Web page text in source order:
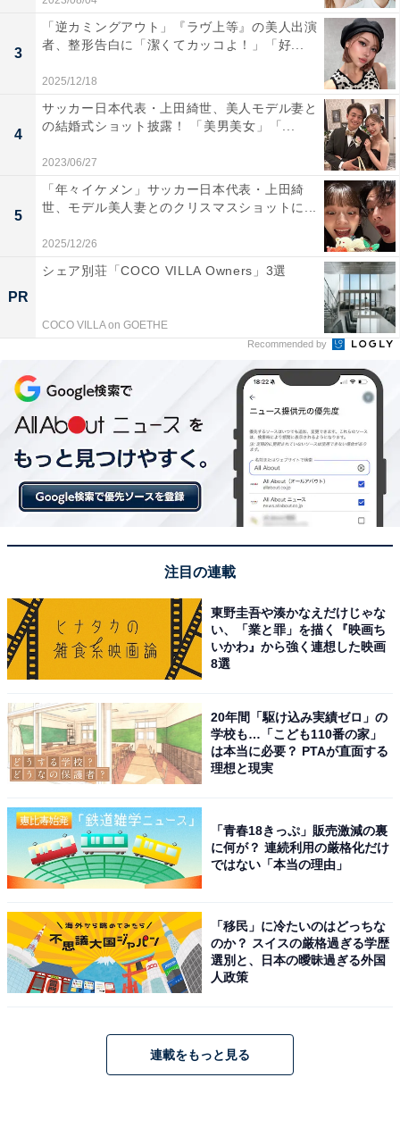
3
「逆カミングアウト」『ラヴ上等』の美人出演
者、整形告白に「潔くてカッコよ！」「好...
2025/12/18
4
サッカー日本代表・上田綺世、美人モデル妻と
の結婚式ショット披露！ 「美男美女」「...
2023/06/27
5
「年々イケメン」サッカー日本代表・上田綺
世、モデル美人妻とのクリスマスショットに...
2025/12/26
PR
シェア別荘「COCO VILLA Owners」3選
COCO VILLA on GOETHE
Recommended by
注目の連載
東野圭吾や湊かなえだけじゃな
い、「業と罪」を描く『映画ち
いかわ』から強く連想した映画
8選
20年間「駆け込み実績ゼロ」の
学校も…「こども110番の家」
は本当に必要？ PTAが直面する
理想と現実
「青春18きっぷ」販売激減の裏
に何が？ 連続利用の厳格化だけ
ではない「本当の理由」
「移民」に冷たいのはどっちな
のか？ スイスの厳格過ぎる学歴
選別と、日本の曖昧過ぎる外国
人政策
連載をもっと見る